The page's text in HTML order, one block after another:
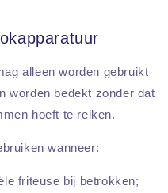
alleen worden gebruikt
worden bedekt zonder dat
hoeft te reiken.
wanneer:
friteuse bij betrokken;